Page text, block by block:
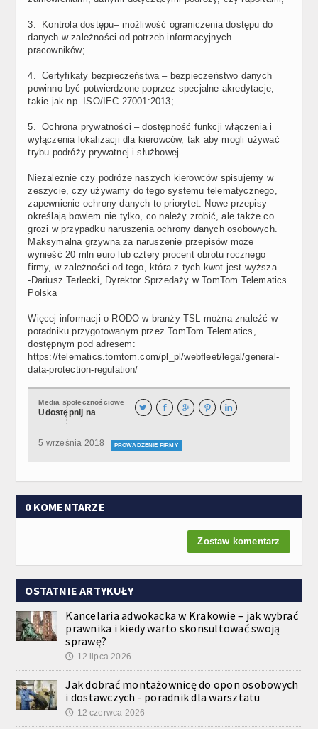
3. Kontrola dostępu– możliwość ograniczenia dostępu do
danych w zależności od potrzeb informacyjnych
pracowników;
4. Certyfikaty bezpieczeństwa – bezpieczeństwo danych
powinno być potwierdzone poprzez specjalne akredytacje,
takie jak np. ISO/IEC 27001:2013;
5. Ochrona prywatności – dostępność funkcji włączenia i
wyłączenia lokalizacji dla kierowców, tak aby mogli używać
trybu podróży prywatnej i służbowej.
Niezależnie czy podróże naszych kierowców spisujemy w
zeszycie, czy używamy do tego systemu telematycznego,
zapewnienie ochrony danych to priorytet. Nowe przepisy
określają bowiem nie tylko, co należy zrobić, ale także co
grozi w przypadku naruszenia ochrony danych osobowych.
Maksymalna grzywna za naruszenie przepisów może
wynieść 20 mln euro lub cztery procent obrotu rocznego
firmy, w zależności od tego, która z tych kwot jest wyższa.
-Dariusz Terlecki, Dyrektor Sprzedaży w TomTom Telematics
Polska
Więcej informacji o RODO w branży TSL można znaleźć w
poradniku przygotowanym przez TomTom Telematics,
dostępnym pod adresem:
https://telematics.tomtom.com/pl_pl/webfleet/legal/general-
data-protection-regulation/
Media społecznościowe
Udostępnij na     
5 września 2018 PROWADZENIE FIRMY
0 KOMENTARZE
Zostaw komentarz
OSTATNIE ARTYKUŁY
Kancelaria adwokacka w Krakowie – jak wybrać
prawnika i kiedy warto skonsultować swoją
sprawę?
🕔 12 lipca 2026
Jak dobrać montażownicę do opon osobowych
i dostawczych - poradnik dla warsztatu
🕔 12 czerwca 2026